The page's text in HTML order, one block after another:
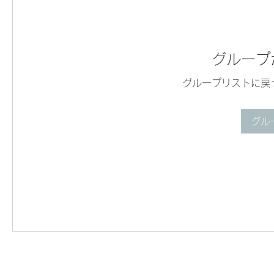
グルー
グループリストに
グル